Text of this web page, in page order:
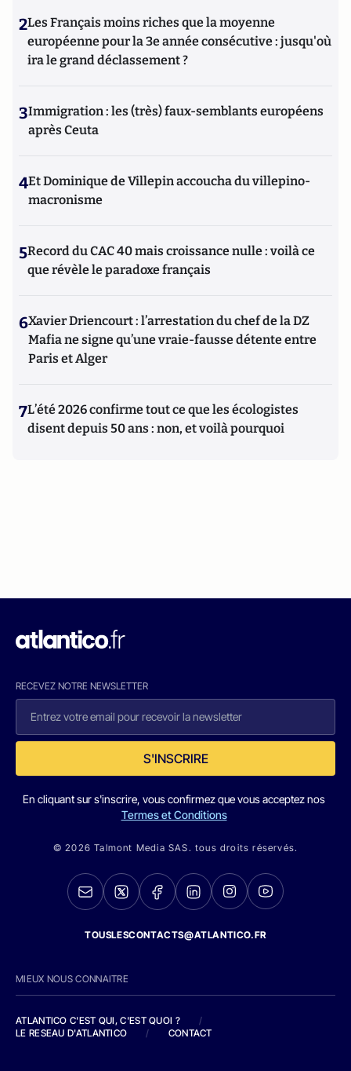
2Les Français moins riches que la moyenne
européenne pour la 3e année consécutive : jusqu'où
ira le grand déclassement ?
3Immigration : les (très) faux-semblants européens
après Ceuta
4Et Dominique de Villepin accoucha du villepino-
macronisme
5Record du CAC 40 mais croissance nulle : voilà ce
que révèle le paradoxe français
6Xavier Driencourt : l’arrestation du chef de la DZ
Mafia ne signe qu’une vraie-fausse détente entre
Paris et Alger
7L’été 2026 confirme tout ce que les écologistes
disent depuis 50 ans : non, et voilà pourquoi
RECEVEZ NOTRE NEWSLETTER
S'INSCRIRE
En cliquant sur s'inscrire, vous confirmez que vous acceptez nos
Termes et Conditions
© 2026 Talmont Media SAS. tous droits réservés.
TOUSLESCONTACTS@ATLANTICO.FR
MIEUX NOUS CONNAITRE
ATLANTICO C'EST QUI, C'EST QUOI ?
/
LE RESEAU D'ATLANTICO
/ CONTACT